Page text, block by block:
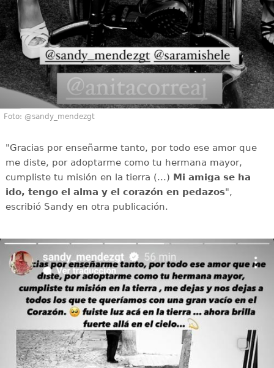
Foto: @sandy_mendezgt
"Gracias por enseñarme tanto, por todo ese amor que
me diste, por adoptarme como tu hermana mayor,
cumpliste tu misión en la tierra (...) Mi amiga se ha
ido, tengo el alma y el corazón en pedazos",
escribió Sandy en otra publicación.